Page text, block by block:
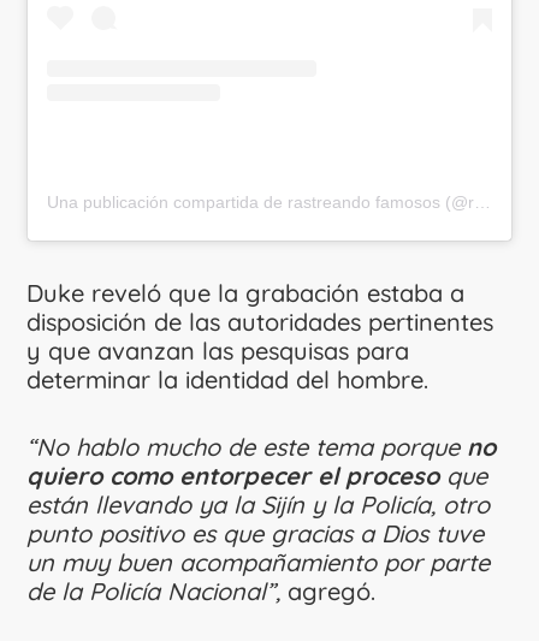
Duke reveló que la grabación estaba a
disposición de las autoridades pertinentes
y que avanzan las pesquisas para
determinar la identidad del hombre.
“No hablo mucho de este tema porque no
quiero como entorpecer el procesoque
están llevando ya la Sijín y la Policía, otro
punto positivo es que gracias a Dios tuve
un muy buen acompañamiento por parte
de la Policía Nacional”, agregó.